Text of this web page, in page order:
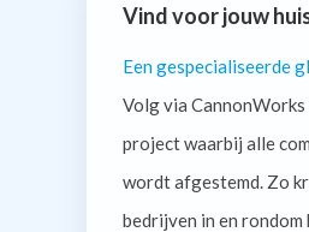
Vind voor jouw
Een gespecialiseerde
Volg via
project waarbij alle
wordt afgestemd. Zo
bedrijven in en rondom